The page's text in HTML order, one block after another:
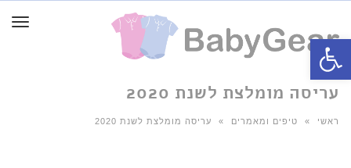
עריסה מומלצת לשנת 2020
ראשי » טיפים ומאמרים » עריסה מומלצת לשנת 2020
פתח סרגל נגישות